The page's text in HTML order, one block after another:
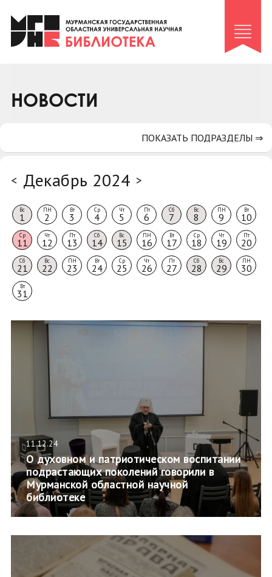
Клуб «Гиря и сельдерей»
Клуб «Семейный архив»
Коллегам
НОВОСТИ
< Декабрь 2024 >
Вс
1
ПН
2
Вт
3
Ср
4
Чт
5
Пт
6
Сб
7
Вс
8
ПН
9
Вт
10
Ср
11
Чт
12
Пт
13
Сб
14
Вс
15
ПН
16
Вт
17
Ср
18
Чт
19
Пт
20
Сб
21
Вс
22
ПН
23
Вт
24
Ср
25
Чт
26
Пт
27
Сб
28
Вс
29
ПН
30
Вт
31
11.12.24
О духовном и патриотическом воспитании
подрастающих поколений говорили в
Мурманской областной научной
библиотеке
ПОКАЗАТЬ ПОДРАЗДЕЛЫ ⇒